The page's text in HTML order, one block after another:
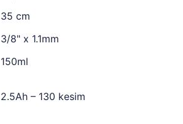
35 cm
3/8" x 1.1mm
150ml
2.5Ah – 130 kesim